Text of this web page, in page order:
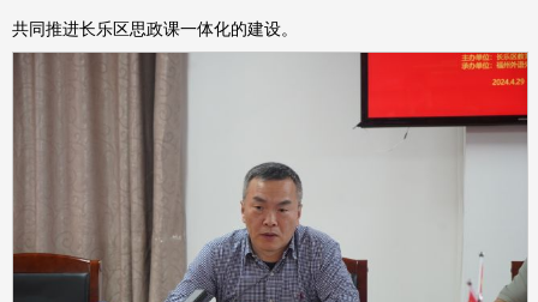
共同推进长乐区思政课一体化的建设。